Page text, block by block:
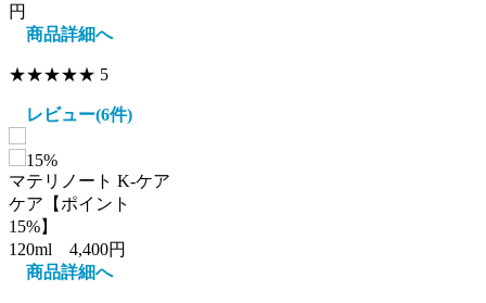
円
商品詳細へ
★★★★★ 5
レビュー(6件)
15%
マテリノート K-ケア
ケア【ポイント
15%】
120ml 4,400円
商品詳細へ